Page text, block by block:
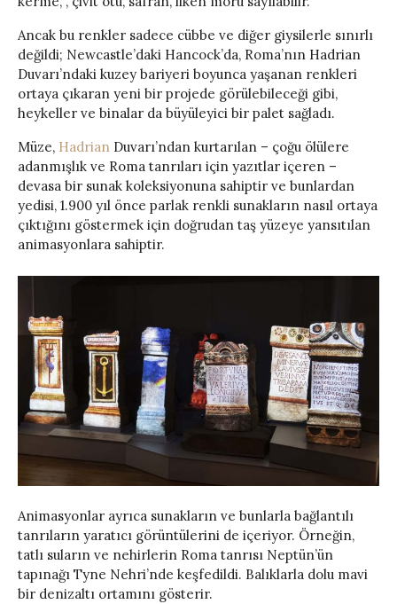
Ancak bu renkler sadece cübbe ve diğer giysilerle sınırlı
değildi; Newcastle’daki Hancock’da, Roma’nın Hadrian
Duvarı’ndaki kuzey bariyeri boyunca yaşanan renkleri
ortaya çıkaran yeni bir projede görülebileceği gibi,
heykeller ve binalar da büyüleyici bir palet sağladı.
Müze, Hadrian Duvarı’ndan kurtarılan – çoğu ölülere
adanmışlık ve Roma tanrıları için yazıtlar içeren –
devasa bir sunak koleksiyonuna sahiptir ve bunlardan
yedisi, 1.900 yıl önce parlak renkli sunakların nasıl ortaya
çıktığını göstermek için doğrudan taş yüzeye yansıtılan
animasyonlara sahiptir.
Animasyonlar ayrıca sunakların ve bunlarla bağlantılı
tanrıların yaratıcı görüntülerini de içeriyor. Örneğin,
tatlı suların ve nehirlerin Roma tanrısı Neptün’ün
tapınağı Tyne Nehri’nde keşfedildi. Balıklarla dolu mavi
bir denizaltı ortamını gösterir.